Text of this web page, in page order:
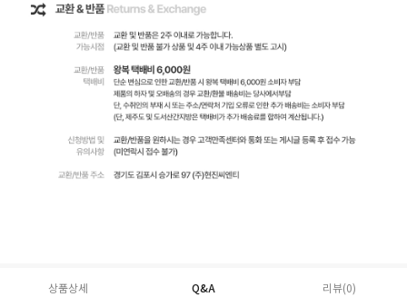
상품상세 Q&A 리뷰(0)